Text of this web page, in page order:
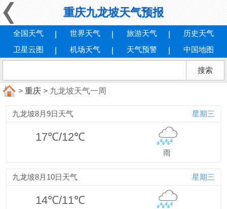
重庆九龙坡天气预报
全国天气 世界天气 旅游天气
历史天气
卫星云图
机场天气 天气预警 中国地图
> 重庆 > 九龙坡天气一周
九龙坡8月9日天气 星期三
17℃/12℃
雨
九龙坡8月10日天气 星期三
14℃/11℃